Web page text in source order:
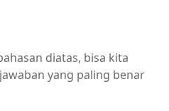
diatas, bisa kita
yang paling benar